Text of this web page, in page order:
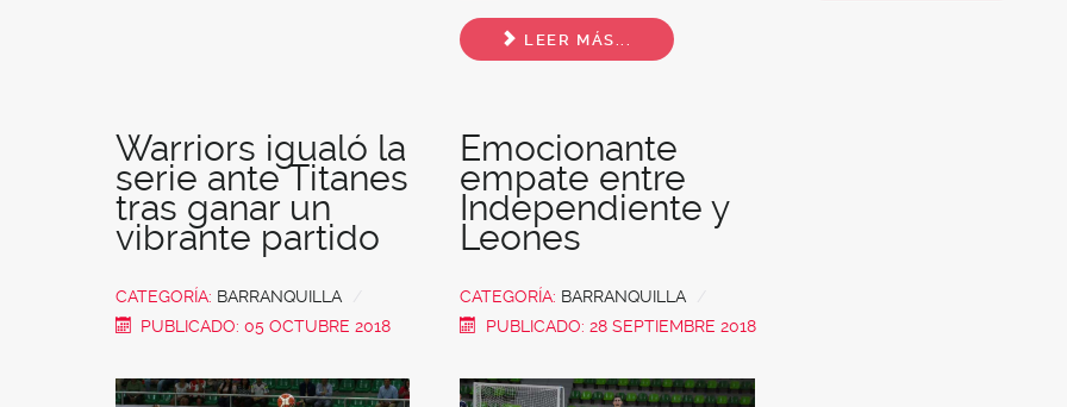
Share
LEER MÁS...
Warriors igualó la
serie ante Titanes
tras ganar un
vibrante partido
CATEGORÍA: BARRANQUILLA
PUBLICADO: 05 OCTUBRE 2018
Emocionante
empate entre
Independiente y
Leones
CATEGORÍA: BARRANQUILLA
PUBLICADO: 28 SEPTIEMBRE 2018